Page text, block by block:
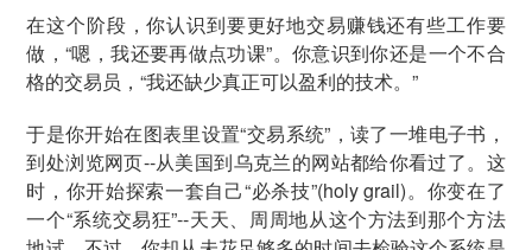
在这个阶段，你认识到要更好地交易赚钱还有些工作要
做，“嗯，我还要再做点功课”。你意识到你还是一个不合
格的交易员，“我还缺少真正可以盈利的技术。”
于是你开始在图表里设置“交易系统”，读了一堆电子书，
到处浏览网页--从美国到乌克兰的网站都给你看过了。这
时，你开始探索一套自己“必杀技”(holy grail)。你变在了
一个“系统交易狂”--天天、周周地从这个方法到那个方法